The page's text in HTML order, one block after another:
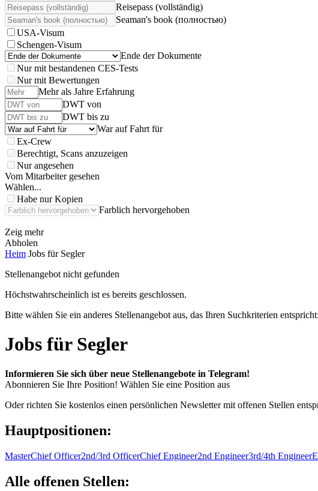
Reisepass (vollständig)
Seaman's book (полностью)
USA-Visum
Schengen-Visum
Ende der Dokumente
Nur mit bestandenen CES-Tests
Nur mit Bewertungen
Mehr als Jahre Erfahrung
DWT von
DWT bis zu
War auf Fahrt für
Ex-Crew
Berechtigt, Scans anzuzeigen
Nur angesehen
Vom Mitarbeiter gesehen
Wählen...
Habe nur Kopien
Farblich hervorgehoben
Zeig mehr
Abholen
Heim Jobs für Segler
Stellenangebot nicht gefunden
Höchstwahrscheinlich ist es bereits geschlossen.
Bitte wählen Sie ein anderes Stellenangebot aus, das Ihren Suchkriterien entspricht:
Jobs für Segler
Informieren Sie sich über neue Stellenangebote in Telegram!
Abonnieren Sie Ihre Position! Wählen Sie eine Position aus
Oder richten Sie kostenlos einen persönlichen Newsletter mit offenen Stellen
Hauptpositionen:
MasterChief Officer2nd/3rd OfficerChief Engineer2nd Engineer3rd/4th Engineer
Alle offenen Stellen: